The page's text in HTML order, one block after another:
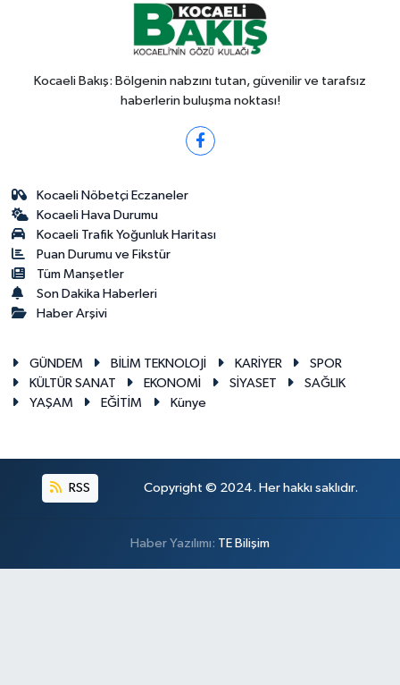
Kocaeli Bakış: Bölgenin nabzını tutan, güvenilir ve tarafsız
haberlerin buluşma noktası!
Kocaeli Nöbetçi Eczaneler
Kocaeli Hava Durumu
Kocaeli Trafik Yoğunluk Haritası
Puan Durumu ve Fikstür
Tüm Manşetler
Son Dakika Haberleri
Haber Arşivi
GÜNDEM BİLİM TEKNOLOJİ KARİYER
SPOR
KÜLTÜR SANAT
EKONOMİ SİYASET
SAĞLIK
YAŞAM
EĞİTİM Künye
RSS Copyright © 2024. Her hakkı saklıdır.
Haber Yazılımı: TE Bilişim